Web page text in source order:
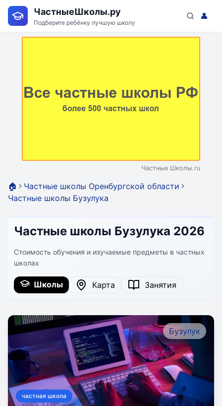
ЧастныеШколы.ру
Подберите ребёнку лучшую школу
👤
Частные Школы.ru
🏠
Частные школы Оренбургской области
Частные школы Бузулука
Частные школы Бузулука 2026
Стоимость обучения и изучаемые предметы в частных
школах
Школы Карта Занятия
Бузулук
частная школа